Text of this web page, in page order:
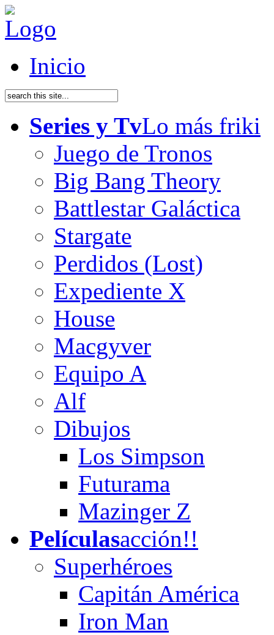
Inicio
Series y TvLo más friki
Juego de Tronos
Big Bang Theory
Battlestar Galáctica
Stargate
Perdidos (Lost)
Expediente X
House
Macgyver
Equipo A
Alf
Dibujos
Los Simpson
Futurama
Mazinger Z
Películasacción!!
Superhéroes
Capitán América
Iron Man